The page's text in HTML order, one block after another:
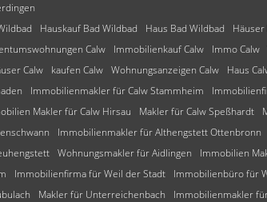
Hauskauf Bad Wildbad Haus Bad Wildbad Häuser
Calw Immobilienkauf Calw Immo Calw
Calw kaufen Calw Wohnungsanzeigen Calw Haus
Immobilienmakler für Calw Stammheim
Makler für Calw Hirsau Makler für Calw Speßhardt
Immobilienmakler für Althengstett Ottenbronn
Wohnungsmakler für Aidlingen Immobilien
Immobilienfirma für Weil der Stadt Immobilienbüro für
Makler für Unterreichenbach Immobilienmakler